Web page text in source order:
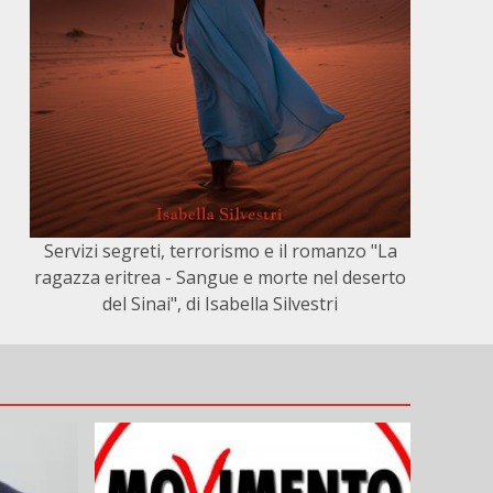
Servizi segreti, terrorismo e il romanzo "La
ragazza eritrea - Sangue e morte nel deserto
del Sinai", di Isabella Silvestri